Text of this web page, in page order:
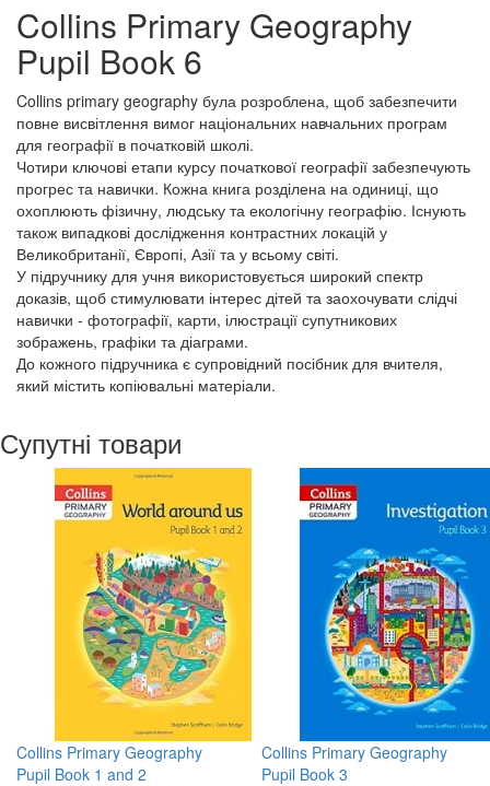
Collins Primary Geography
Pupil Book 6
Collins primary geography була розроблена, щоб забезпечити
повне висвітлення вимог національних навчальних програм
для географії в початковій школі.
Чотири ключові етапи курсу початкової географії забезпечують
прогрес та навички. Кожна книга розділена на одиниці, що
охоплюють фізичну, людську та екологічну географію. Існують
також випадкові дослідження контрастних локацій у
Великобританії, Європі, Азії та у всьому світі.
У підручнику для учня використовується широкий спектр
доказів, щоб стимулювати інтерес дітей та заохочувати слідчі
навички - фотографії, карти, ілюстрації супутникових
зображень, графіки та діаграми.
До кожного підручника є супровідний посібник для вчителя,
який містить копіювальні матеріали.
Супутні товари
Collins Primary Geography
Pupil Book 1 and 2
Collins Primary Geography
Pupil Book 3